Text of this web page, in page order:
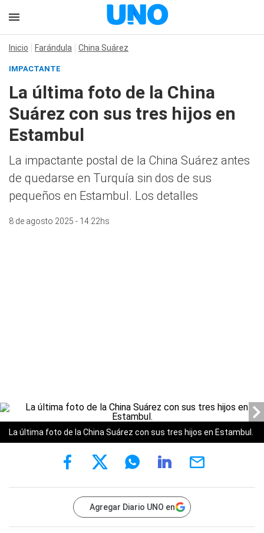
Inicio Farándula China Suárez
IMPACTANTE
La última foto de la China
Suárez con sus tres hijos en
Estambul
La impactante postal de la China Suárez antes
de quedarse en Turquía sin dos de sus
pequeños en Estambul. Los detalles
8 de agosto 2025 - 14:22hs
La última foto de la China Suárez con sus tres hijos en Estambul.
Agregar Diario UNO en